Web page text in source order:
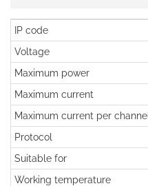
IP code
Voltage
Maximum power
Maximum current
Maximum current per channel
Protocol
Suitable for
Working temperature